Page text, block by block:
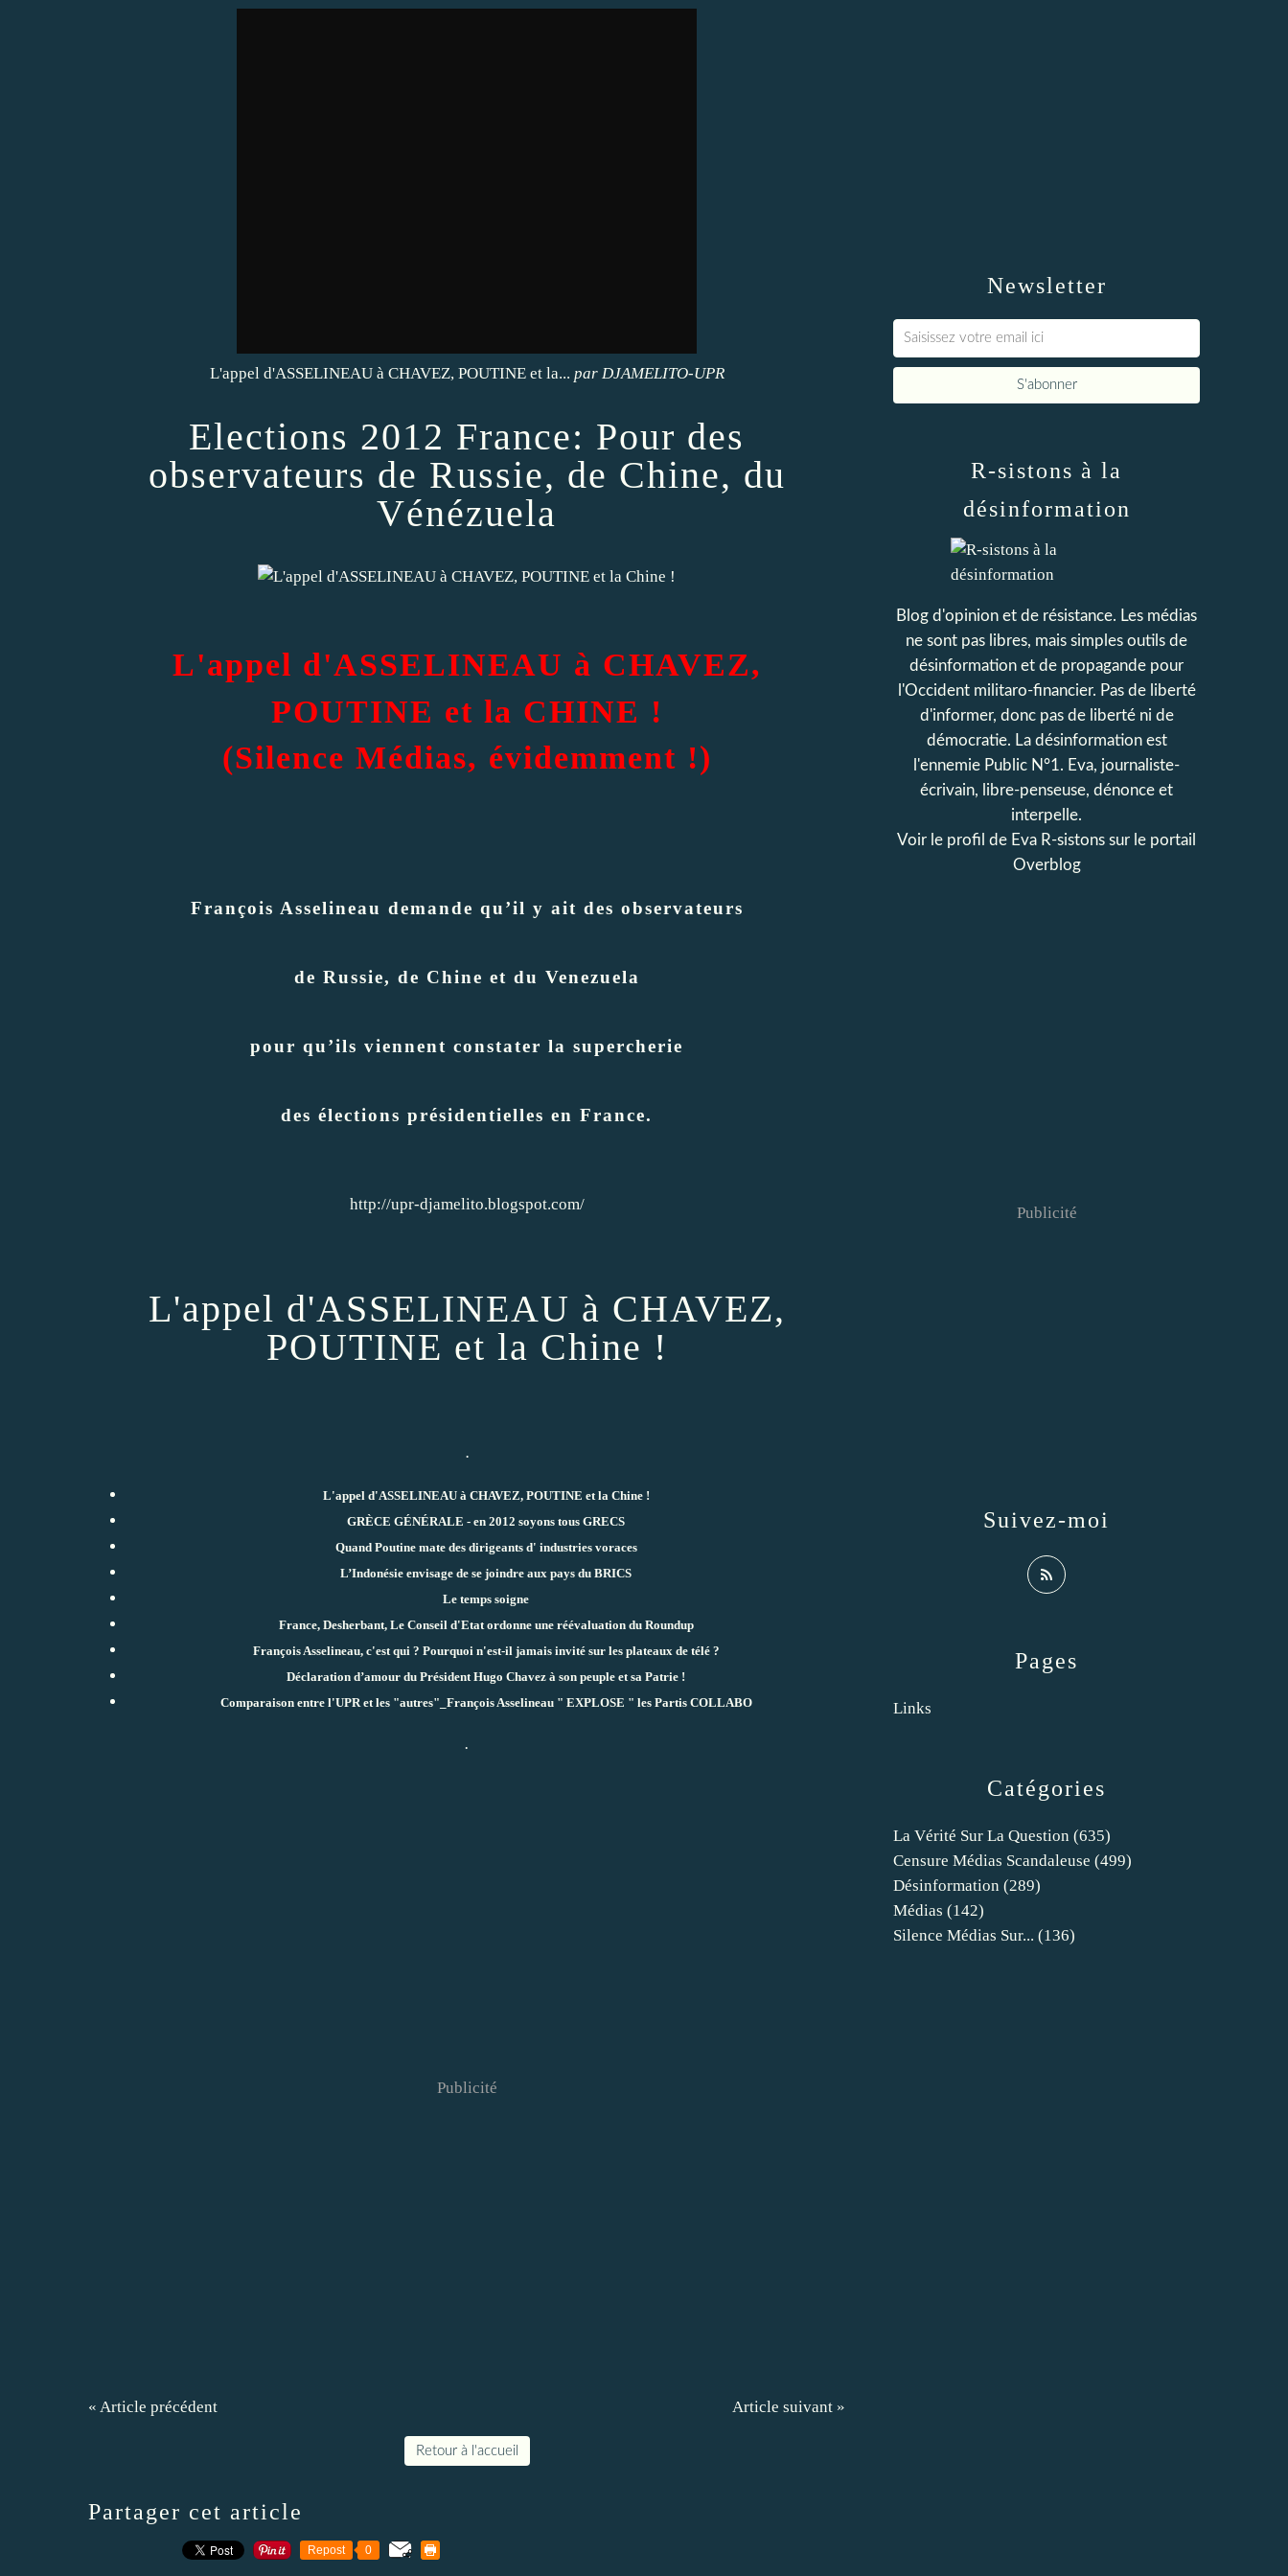
L'appel d'ASSELINEAU à CHAVEZ, POUTINE et la... par DJAMELITO-UPR
Elections 2012 France: Pour des
observateurs de Russie, de Chine, du
Vénézuela
L'appel d'ASSELINEAU à CHAVEZ,
POUTINE et la CHINE !
(Silence Médias, évidemment !)
François Asselineau demande qu’il y ait des observateurs
de Russie, de Chine et du Venezuela
pour qu’ils viennent constater la supercherie
des élections présidentielles en France.
http://upr-djamelito.blogspot.com/
L'appel d'ASSELINEAU à CHAVEZ,
POUTINE et la Chine !
.
L'appel d'ASSELINEAU à CHAVEZ, POUTINE et la Chine !
GRÈCE GÉNÉRALE - en 2012 soyons tous GRECS
Quand Poutine mate des dirigeants d' industries voraces
L’Indonésie envisage de se joindre aux pays du BRICS
Le temps soigne
France, Desherbant, Le Conseil d'Etat ordonne une réévaluation du Roundup
François Asselineau, c'est qui ? Pourquoi n'est-il jamais invité sur les plateaux de télé ?
Déclaration d’amour du Président Hugo Chavez à son peuple et sa Patrie !
Comparaison entre l'UPR et les "autres"_François Asselineau " EXPLOSE " les Partis COLLABO
.
Publicité
« Article précédent Article suivant »
Retour à l'accueil
Partager cet article
Repost 0
Newsletter
Catégories
La Vérité Sur La Question (635)
Censure Médias Scandaleuse (499)
Désinformation (289)
Médias (142)
Silence Médias Sur... (136)
Pages
Links
R-sistons à la
désinformation
Blog d'opinion et de résistance. Les médias
ne sont pas libres, mais simples outils de
désinformation et de propagande pour
l'Occident militaro-financier. Pas de liberté
d'informer, donc pas de liberté ni de
démocratie. La désinformation est
l'ennemie Public N°1. Eva, journaliste-
écrivain, libre-penseuse, dénonce et
interpelle.
Voir le profil de Eva R-sistons sur le portail
Overblog
Suivez-moi
Publicité